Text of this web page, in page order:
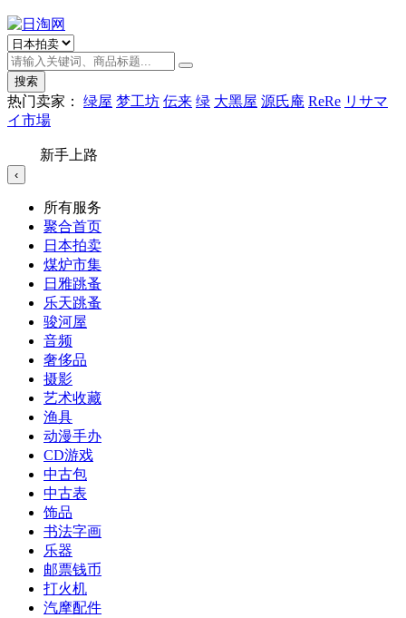
搜索
热门卖家： 绿屋 梦工坊 伝来 绿 大黑屋 源氏庵 ReRe リサマ
イ市場
新手上路
‹
所有服务
聚合首页
日本拍卖
煤炉市集
日雅跳蚤
乐天跳蚤
骏河屋
音频
奢侈品
摄影
艺术收藏
渔具
动漫手办
CD游戏
中古包
中古表
饰品
书法字画
乐器
邮票钱币
打火机
汽摩配件